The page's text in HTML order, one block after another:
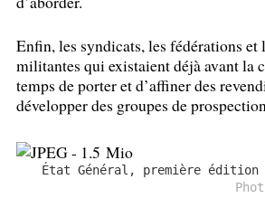
Enfin, les syndicats, les fédérations et
militantes qui existaient déjà avant la
temps de porter et d’affiner des
développer des groupes de
État Général, première